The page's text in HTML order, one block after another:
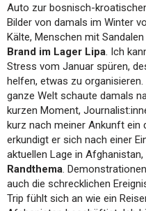
Auto zur bosnisch-
Bilder von damals im Winter
Kälte, Menschen mit
Brand im Lager Lipa. Ich
Stress vom Januar spüren,
helfen, etwas zu
ganze Welt schaute damals
kurzen Moment,
kurz nach meiner Ankunft
erkundigt er sich nach einer
aktuellen Lage in Afghanistan,
Randthema.
auch die schrecklichen
Trip fühlt sich an wie ein